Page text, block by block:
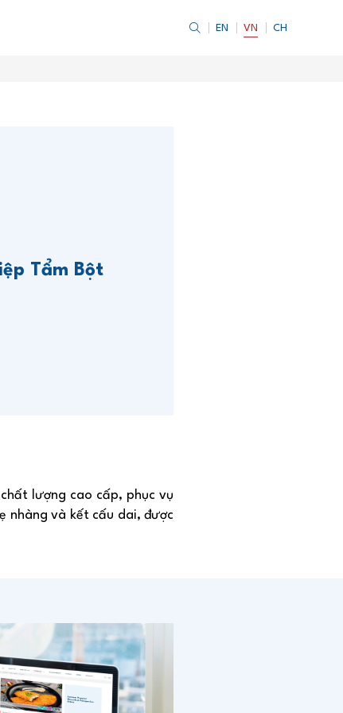
EN VN CH
Tẩm Bột
lượng cao cấp, phục vụ
nhàng và kết cấu dai, được